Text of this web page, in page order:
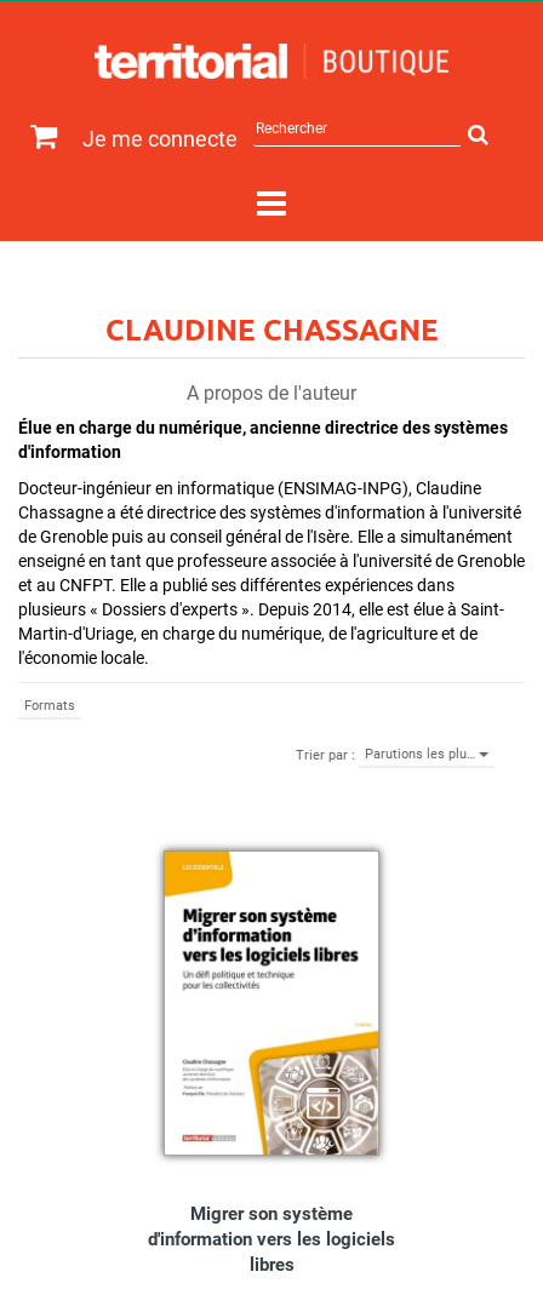
Je me connecte
sur
CLAUDINE CHASSAGNE
A propos de l'auteur
Élue en charge du numérique, ancienne directrice des systèmes
d'information
Docteur-ingénieur en informatique (ENSIMAG-INPG), Claudine
Chassagne a été directrice des systèmes d'information à l'université
de Grenoble puis au conseil général de l'Isère. Elle a simultanément
enseigné en tant que professeure associée à l'université de Grenoble
et au CNFPT. Elle a publié ses différentes expériences dans
plusieurs « Dossiers d'experts ». Depuis 2014, elle est élue à Saint-
Martin-d'Uriage, en charge du numérique, de l'agriculture et de
l'économie locale.
Formats
Trier par : Parutions les plu…
Migrer son système
d'information vers les logiciels
libres